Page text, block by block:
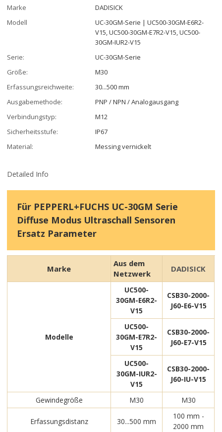
Marke
DADISICK
Modell
UC-30GM-Serie | UC500-30GM-E6R2-
V15, UC500-30GM-E7R2-V15, UC500-
30GM-IUR2-V15
Serie:
UC-30GM-Serie
Größe:
M30
Erfassungsreichweite:
30...500 mm
Ausgabemethode:
PNP / NPN / Analogausgang
Verbindungstyp:
M12
Sicherheitsstufe:
IP67
Material:
Messing vernickelt
Detailed Info
Für PEPPERL+FUCHS UC-30GM Serie
Diffuse Modus Ultraschall Sensoren
Ersatz Parameter
Marke
Aus dem
Netzwerk
DADISICK
Modelle
UC500-
30GM-E6R2-
V15
CSB30-2000-
J60-E6-V15
UC500-
30GM-E7R2-
V15
CSB30-2000-
J60-E7-V15
UC500-
30GM-IUR2-
V15
CSB30-2000-
J60-IU-V15
Gewindegröße M30 M30
Erfassungsdistanz 30...500 mm
100 mm -
2000 mm